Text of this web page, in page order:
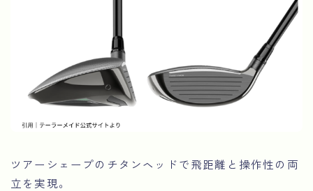
ツアーシェープのチタンヘッドで飛距離と操作性の両
立を実現。